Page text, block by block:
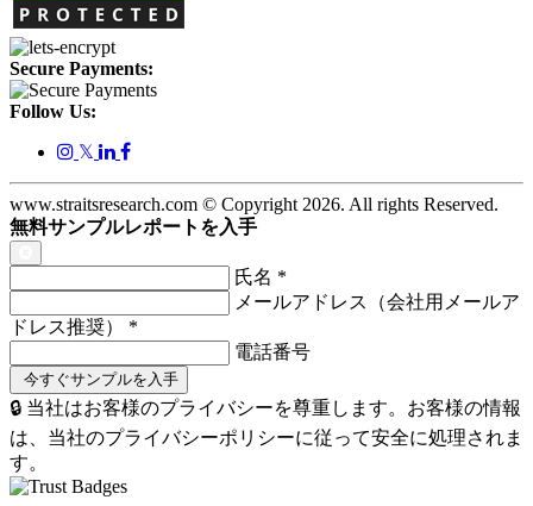
Secure Payments:
Follow Us:
𝕏
www.straitsresearch.com © Copyright 2026. All rights Reserved.
無料サンプルレポートを入手
氏名 *
メールアドレス（会社用メールア
ドレス推奨） *
電話番号
🔒 当社はお客様のプライバシーを尊重します。お客様の情報
は、当社のプライバシーポリシーに従って安全に処理されま
す。